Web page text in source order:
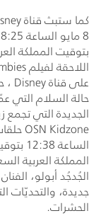
كما ستبث قناة
بتوقيت المملكة
اللاحقة لفيلم
على قناةDisney ،
حالة السلام التي
الجديدة التي
OSN Kidzone
المملكة العربية
الجُدجُد أبولو،
جديدة، والتحديّات
الحشرات.